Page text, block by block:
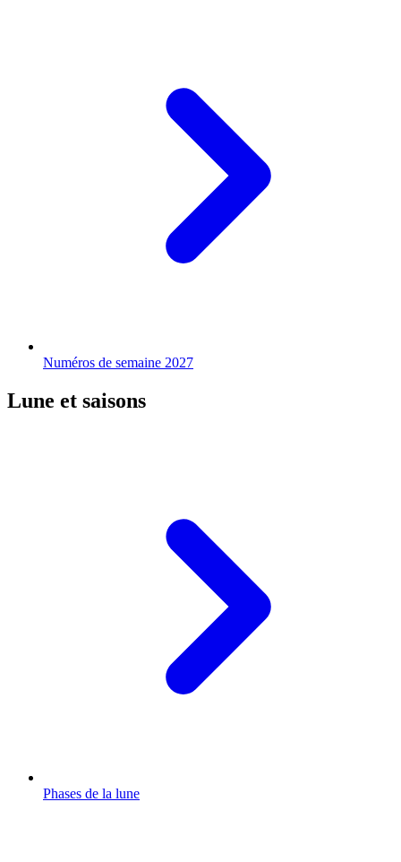
Numéros de semaine 2027
Lune et saisons
Phases de la lune